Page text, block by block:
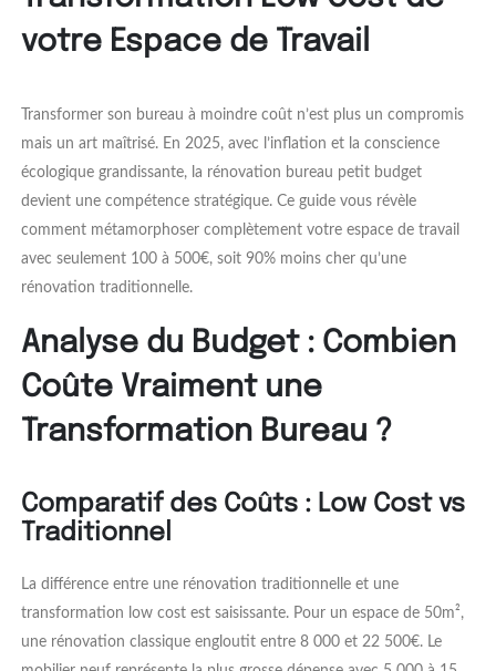
votre Espace de Travail
Transformer son bureau à moindre coût n’est plus un compromis
mais un art maîtrisé. En 2025, avec l’inflation et la conscience
écologique grandissante, la rénovation bureau petit budget
devient une compétence stratégique. Ce guide vous révèle
comment métamorphoser complètement votre espace de travail
avec seulement 100 à 500€, soit 90% moins cher qu’une
rénovation traditionnelle.
Analyse du Budget : Combien
Coûte Vraiment une
Transformation Bureau ?
Comparatif des Coûts : Low Cost vs
Traditionnel
La différence entre une rénovation traditionnelle et une
transformation low cost est saisissante. Pour un espace de 50m²,
une rénovation classique engloutit entre 8 000 et 22 500€. Le